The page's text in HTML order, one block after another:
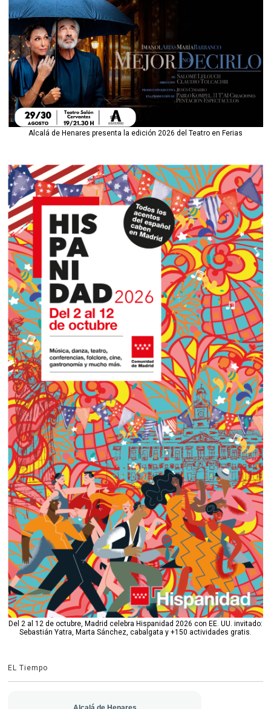
Alcalá de Henares presenta la edición 2026 del Teatro en Ferias
Del 2 al 12 de octubre, Madrid celebra Hispanidad 2026 con EE. UU. invitado:
Sebastián Yatra, Marta Sánchez, cabalgata y +150 actividades gratis.
EL Tiempo